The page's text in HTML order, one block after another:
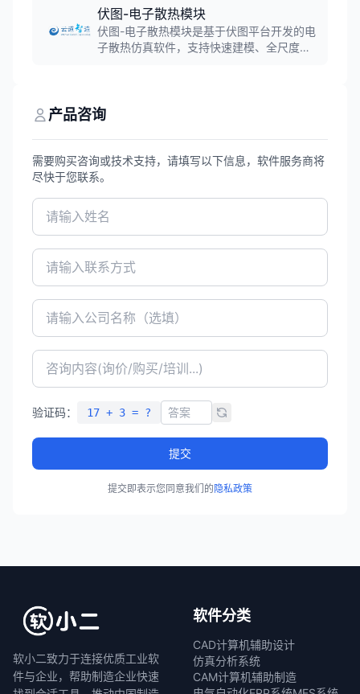
建模,实现桌面软件与云计算的结合,广泛应用
于产品设计、机械制造和工业设计领域。
伏图-电子散热模块
伏图-电子散热模块是基于伏图平台开发的电
子散热仿真软件，支持快速建模、全尺度热
产品咨询
需要购买咨询或技术支持，请填写以下信息，软件服务商将
尽快于您联系。
验证码： 17 + 3 = ?
提交
提交即表示您同意我们的隐私政策
软小二致力于连接优质工业软
件与企业，帮助制造企业快速
软件分类
CAD计算机辅助设计
仿真分析系统
CAM计算机辅助制造